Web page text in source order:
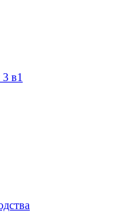
в1